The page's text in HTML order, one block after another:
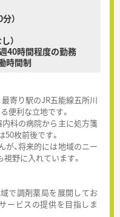
）
）
40時間程度の勤務
時間制
寄り駅のJR五能線五所川
便利な立地です。
科の病院から主に処方箋
50枚前後です。
、将来的には地域のニー
野に入れています。
で調剤薬局を展開してお
ービスの提供を目指しま